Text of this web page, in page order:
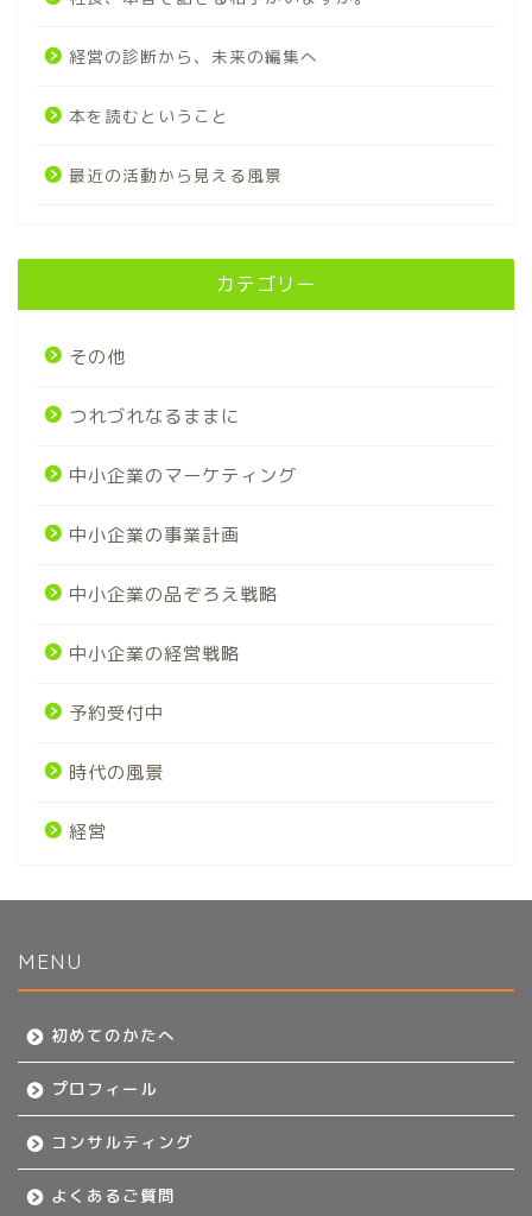
経営の診断から、未来の編集へ
本を読むということ
最近の活動から見える風景
カテゴリー
その他
つれづれなるままに
中小企業のマーケティング
中小企業の事業計画
中小企業の品ぞろえ戦略
中小企業の経営戦略
予約受付中
時代の風景
経営
MENU
初めてのかたへ
プロフィール
コンサルティング
よくあるご質問